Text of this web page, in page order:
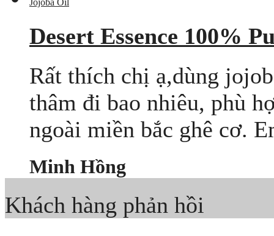
Desert Essence 100%
Rất thích chị ạ,dùng
thâm đi bao nhiêu, phù
ngoài miền bắc ghê cơ.
Minh Hồng
Khách hàng phản hồi